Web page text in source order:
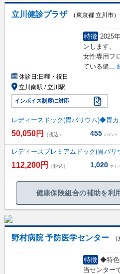
立川健診プラザ
（東京都 立川市）
特徴 2025
ンします。
女性専用フ
ている健...
休診日:日曜・祝日
立川南駅 / 立川駅
インボイス制度に対応
レディースドック(胃バリウム)◆胃
50,050円 （税込） 455 ポイント
レディースプレミアムドック(胃バ
112,200円 （税込） 1,020 ポイ
健康保険組合の補助を利
野村病院 予防医学センター
特徴 ◆特
当センター